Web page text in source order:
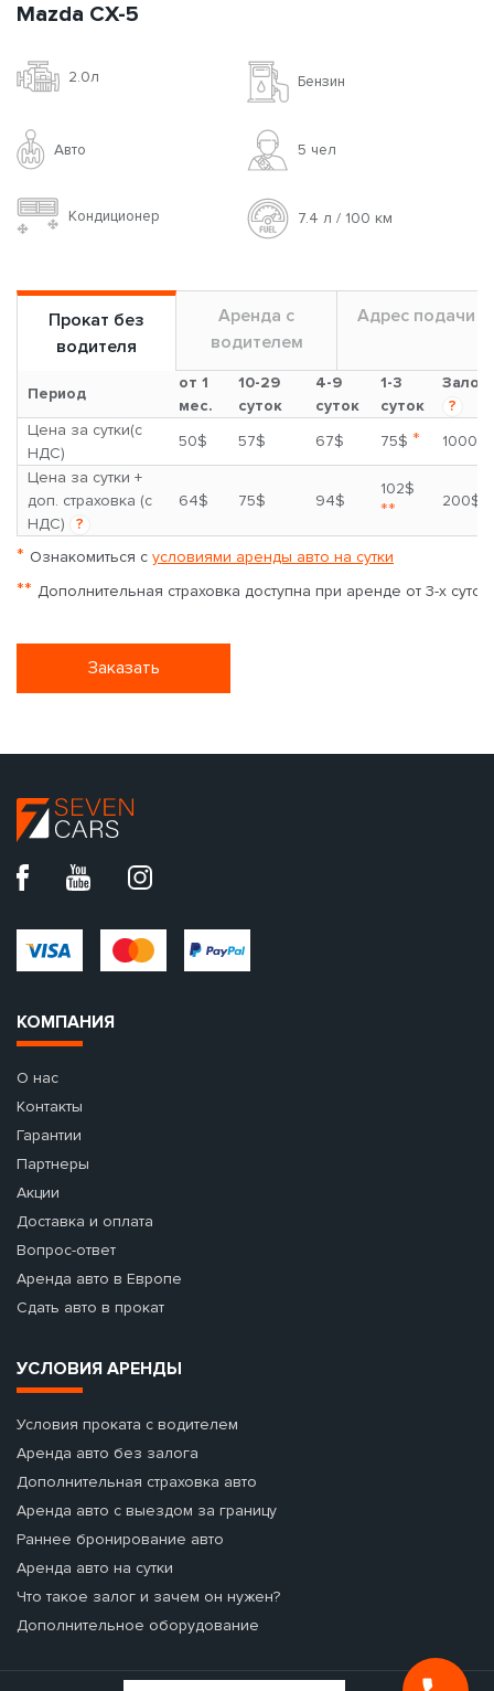
Mazda CX-5
2.0л Бензин
Авто 5 чел
Кондиционер 7.4 л / 100 км
Прокат без
водителя
Аренда с
водителем
Адрес подачи
Период
от 1
мес.
10-29
суток
4-9
суток
1-3
суток
Залог
?
Цена за сутки(с
НДС)
50$ 57$ 67$ 75$ *
1000$
Цена за сутки +
доп. страховка (с
НДС)
?
64$ 75$ 94$
102$
** 200$
* Ознакомиться с условиями аренды авто на сутки
** Дополнительная страховка доступна при аренде от 3-х суток
Заказать
КОМПАНИЯ
О нас
Контакты
Гарантии
Партнеры
Акции
Доставка и оплата
Вопрос-ответ
Аренда авто в Европе
Сдать авто в прокат
УСЛОВИЯ АРЕНДЫ
Условия проката с водителем
Аренда авто без залога
Дополнительная страховка авто
Аренда авто с выездом за границу
Раннее бронирование авто
Аренда авто на сутки
Что такое залог и зачем он нужен?
Дополнительное оборудование